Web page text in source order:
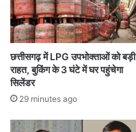
उ
ठा
ए
प
ति
न
सिं
ह
र
खे
ला
व
छत्तीसगढ़ में LPG उपभोक्ताओं को बड़ी
राहत, बुकिंग के 3 घंटे में घर पहुंचेगा
सिलेंडर
29 minutes ago